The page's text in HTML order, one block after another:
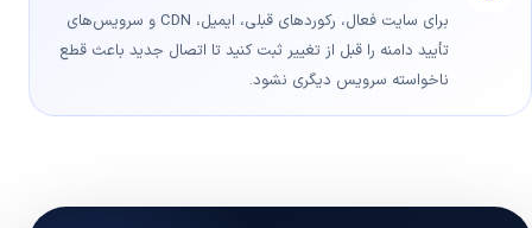
برای سایت فعال، رکوردهای قبلی، ایمیل، CDN و سرویس‌های
تأیید دامنه را قبل از تغییر ثبت کنید تا اتصال جدید باعث قطع
ناخواسته سرویس دیگری نشود.